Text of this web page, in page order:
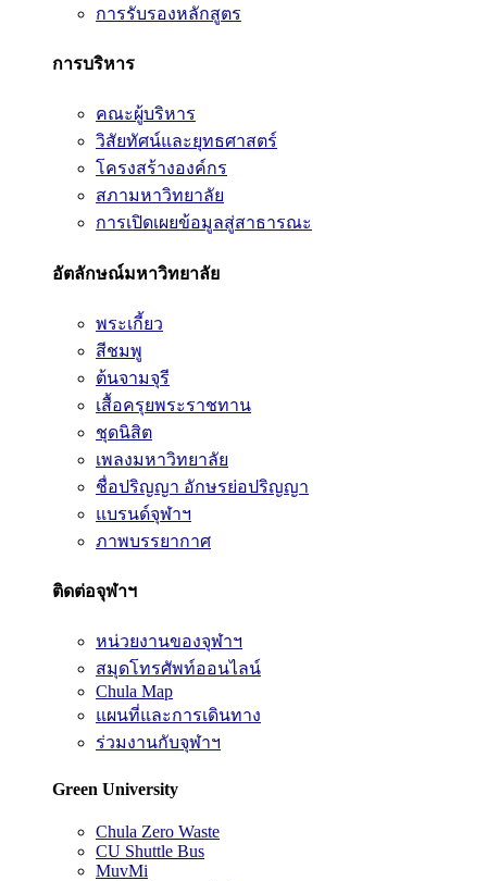
การรับรองหลักสูตร
การบริหาร
คณะผู้บริหาร
วิสัยทัศน์และยุทธศาสตร์
โครงสร้างองค์กร
สภามหาวิทยาลัย
การเปิดเผยข้อมูลสู่สาธารณะ
อัตลักษณ์มหาวิทยาลัย
พระเกี้ยว
สีชมพู
ต้นจามจุรี
เสื้อครุยพระราชทาน
ชุดนิสิต
เพลงมหาวิทยาลัย
ชื่อปริญญา อักษรย่อปริญญา
แบรนด์จุฬาฯ
ภาพบรรยากาศ
ติดต่อจุฬาฯ
หน่วยงานของจุฬาฯ
สมุดโทรศัพท์ออนไลน์
Chula Map
แผนที่และการเดินทาง
ร่วมงานกับจุฬาฯ
Green University
Chula Zero Waste
CU Shuttle Bus
MuvMi